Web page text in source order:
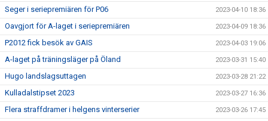
Seger i seriepremiären för P06 2023-04-10 18:36
Oavgjort för A-laget i seriepremiären 2023-04-09 18:36
P2012 fick besök av GAIS 2023-04-03 19:06
A-laget på träningsläger på Öland 2023-03-31 15:40
Hugo landslagsuttagen 2023-03-28 21:22
Kulladalstipset 2023 2023-03-27 16:36
Flera straffdramer i helgens vinterserier 2023-03-26 17:45